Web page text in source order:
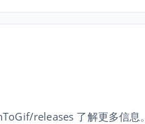
releases 了解更多信息。